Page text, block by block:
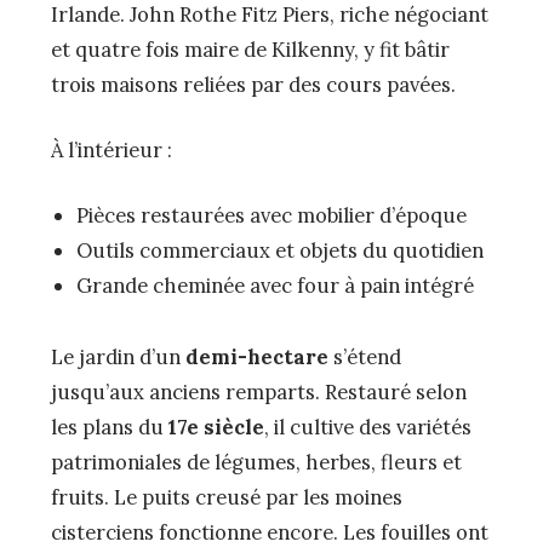
Irlande. John Rothe Fitz Piers, riche négociant
et quatre fois maire de Kilkenny, y fit bâtir
trois maisons reliées par des cours pavées.
À l’intérieur :
Pièces restaurées avec mobilier d’époque
Outils commerciaux et objets du quotidien
Grande cheminée avec four à pain intégré
Le jardin d’un demi-hectare s’étend
jusqu’aux anciens remparts. Restauré selon
les plans du17e siècle, il cultive des variétés
patrimoniales de légumes, herbes, fleurs et
fruits. Le puits creusé par les moines
cisterciens fonctionne encore. Les fouilles ont